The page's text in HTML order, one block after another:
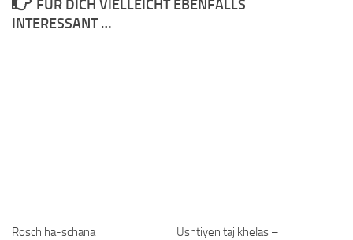
FÜR DICH VIELLEICHT EBENFALLS
INTERESSANT …
Rosch ha-schana
Ushtiyen taj khelas –